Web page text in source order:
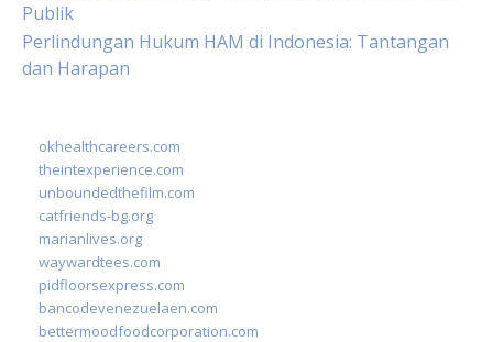
Publik
Perlindungan Hukum HAM di Indonesia: Tantangan
dan Harapan
okhealthcareers.com
theintexperience.com
unboundedthefilm.com
catfriends-bg.org
marianlives.org
waywardtees.com
pidfloorsexpress.com
bancodevenezuelaen.com
bettermoodfoodcorporation.com